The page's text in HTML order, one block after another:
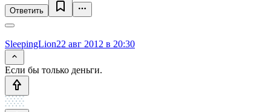
Ответить
SleepingLion22 авг 2012 в 20:30
Если бы только деньги.